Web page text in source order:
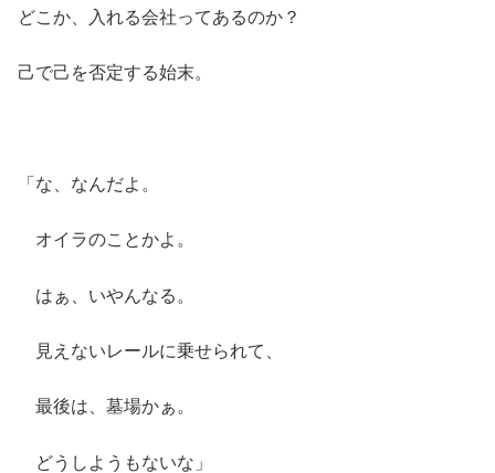
どこか、入れる会社ってあるのか？
己で己を否定する始末。
「な、なんだよ。
オイラのことかよ。
はぁ、いやんなる。
見えないレールに乗せられて、
最後は、墓場かぁ。
どうしようもないな」